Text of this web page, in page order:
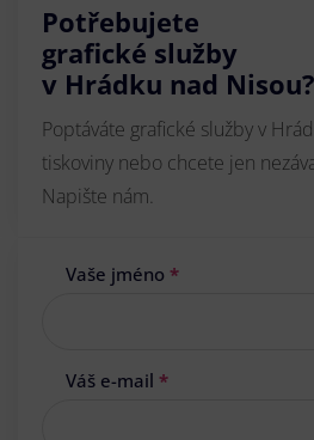
Potřebujete
grafické služby
v Hrádku nad Nisou?
Poptáváte grafické služby v
tiskoviny nebo chcete jen
Napište nám.
Vaše jméno *
Váš e-mail *